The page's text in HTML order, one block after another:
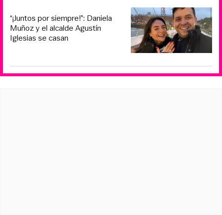
“¡Juntos por siempre!”: Daniela
Muñoz y el alcalde Agustín
Iglesias se casan